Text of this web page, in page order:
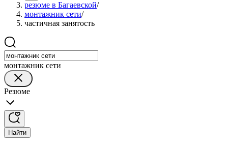
резюме в Багаевской/
монтажник сети/
частичная занятость
монтажник сети
Резюме
Найти